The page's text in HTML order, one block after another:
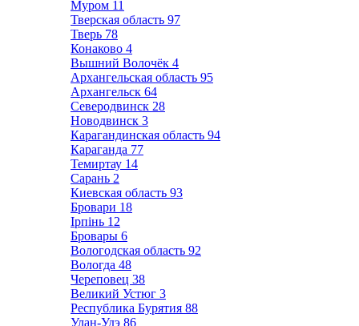
Муром 11
Тверская область 97
Тверь 78
Конаково 4
Вышний Волочёк 4
Архангельская область 95
Архангельск 64
Северодвинск 28
Новодвинск 3
Карагандинская область 94
Караганда 77
Темиртау 14
Сарань 2
Киевская область 93
Бровари 18
Ірпінь 12
Бровары 6
Вологодская область 92
Вологда 48
Череповец 38
Великий Устюг 3
Республика Бурятия 88
Улан-Удэ 86